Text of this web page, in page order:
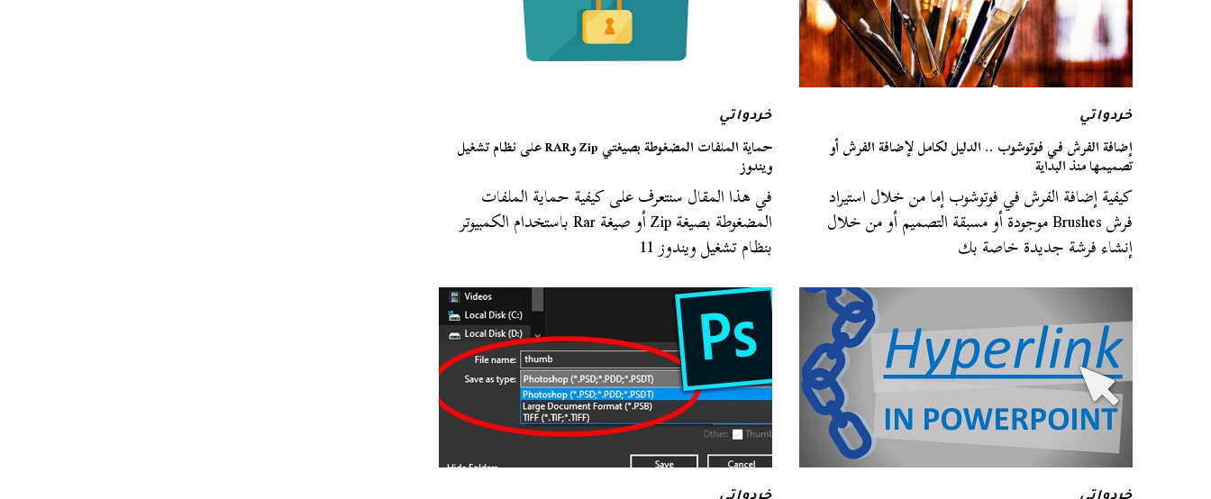
خردواتي
إضافة الفرش في فوتوشوب .. الدليل لكامل لإضافة الفرش أو
تصميمها منذ البداية
كيفية إضافة الفرش في فوتوشوب إما من خلال استيراد
فرش Brushes موجودة أو مسبقة التصميم أو من خلال
إنشاء فرشة جديدة خاصة بك
خردواتي
حماية الملفات المضغوطة بصيغتي Zip وRAR على نظام تشغيل
ويندوز
في هذا المقال سنتعرف على كيفية حماية الملفات
المضغوطة بصيغة Zip أو صيغة Rar باستخدام الكمبيوتر
بنظام تشغيل ويندوز 11